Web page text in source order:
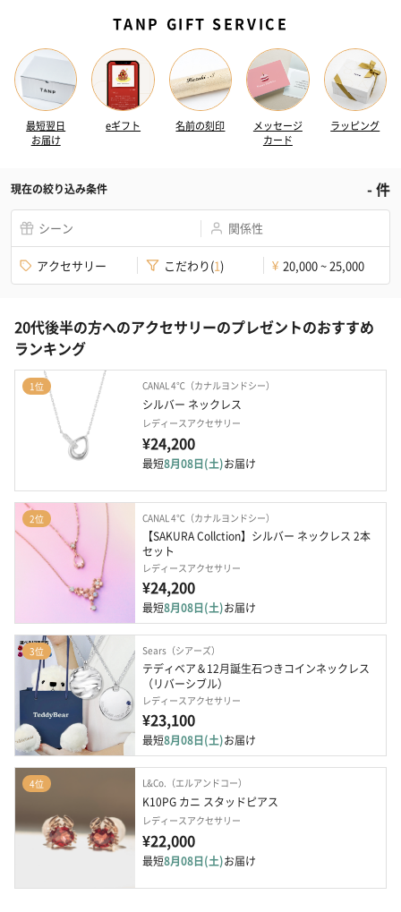
TANP GIFT SERVICE
最短翌日
お届け
eギフト 名前の刻印
メッセージ
カード
ラッピング
現在の絞り込み条件 -件
シーン 関係性
アクセサリー こだわり(1) ¥ 20,000 ~ 25,000
20代後半の方へのアクセサリーのプレゼントのおすすめ
ランキング
1位 CANAL 4℃（カナルヨンドシー）
シルバー ネックレス
レディースアクセサリー
¥24,200
最短8月08日(土)お届け
2位 CANAL 4℃（カナルヨンドシー）
【SAKURA Collction】シルバー ネックレス 2本
セット
レディースアクセサリー
¥24,200
最短8月08日(土)お届け
3位 Sears（シアーズ）
テディベア＆12月誕生石つきコインネックレス
（リバーシブル）
レディースアクセサリー
¥23,100
最短8月08日(土)お届け
4位 L&Co.（エルアンドコー）
K10PG カニ スタッドピアス
レディースアクセサリー
¥22,000
最短8月08日(土)お届け